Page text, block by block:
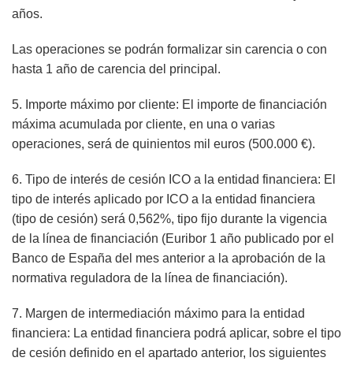
años.
Las operaciones se podrán formalizar sin carencia o con
hasta 1 año de carencia del principal.
5. Importe máximo por cliente: El importe de financiación
máxima acumulada por cliente, en una o varias
operaciones, será de quinientos mil euros (500.000 €).
6. Tipo de interés de cesión ICO a la entidad financiera: El
tipo de interés aplicado por ICO a la entidad financiera
(tipo de cesión) será 0,562%, tipo fijo durante la vigencia
de la línea de financiación (Euribor 1 año publicado por el
Banco de España del mes anterior a la aprobación de la
normativa reguladora de la línea de financiación).
7. Margen de intermediación máximo para la entidad
financiera: La entidad financiera podrá aplicar, sobre el tipo
de cesión definido en el apartado anterior, los siguientes